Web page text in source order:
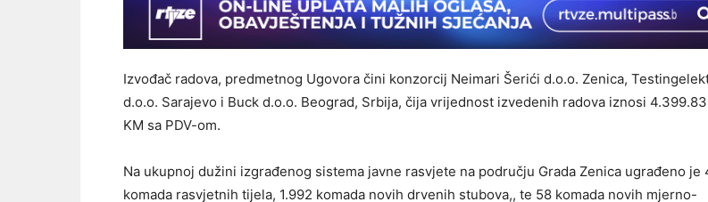
Izvođač radova, predmetnog Ugovora čini konzorcij Neimari Šerići d.o.o. Zenica,
d.o.o. Sarajevo i Buck d.o.o. Beograd, Srbija, čija vrijednost izvedenih radova iznosi
KM sa PDV-om.
Na ukupnoj dužini izgrađenog sistema javne rasvjete na području Grada Zenica ugrađeno je
komada rasvjetnih tijela, 1.992 komada novih drvenih stubova,, te 58 komada novih mjerno-